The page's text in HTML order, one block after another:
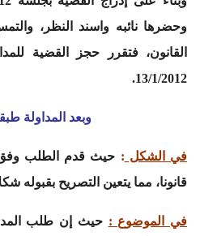
وحضرها نائبه واسند النظر،
القانون، فتقرر حجز القضية
13/1/2012.
وبعد المداولة
في الشكل : حيث قدم الطلب وفق
قانونا، مما يتعين التصريح بقبوله
في الموضوع : حيث إن طلب